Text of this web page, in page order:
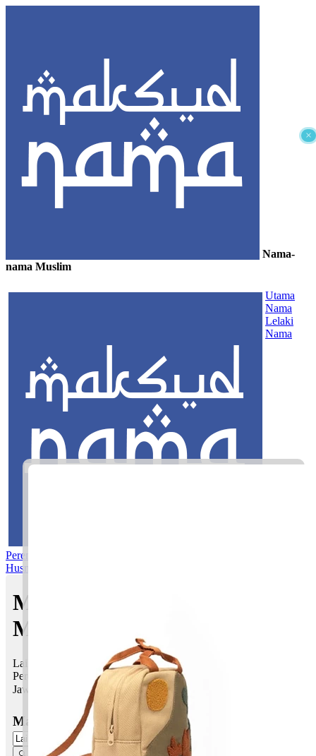
×
Nama-
nama Muslim
Utama
Nama
Lelaki
Nama
Perempuan
Husna
Maksud nama Laila Eryna |
Maksud Nama dalam Islam
Laila Eryna bermaksud Kerinduan, malam yang gelap;
Perempuan cantik
Jawi:
Masukkan Nama: